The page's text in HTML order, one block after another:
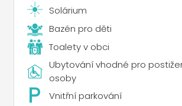
Solárium
Bazén pro děti
Toalety v obci
Ubytování vhodné pro
osoby
Vnitřní parkování